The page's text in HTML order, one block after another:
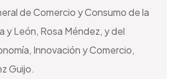
de Comercio y Consumo de la
y León, Rosa Méndez, y del
Innovación y Comercio,
Guijo.